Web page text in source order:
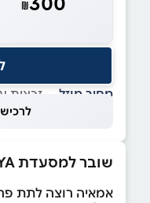
₪
מחיר מוזל — זכאות עד 5 שוברים לחודש
לרכישה עד
שובר למסעדת AMAYA בשווי ₪300
אמאיה רוצה לתת